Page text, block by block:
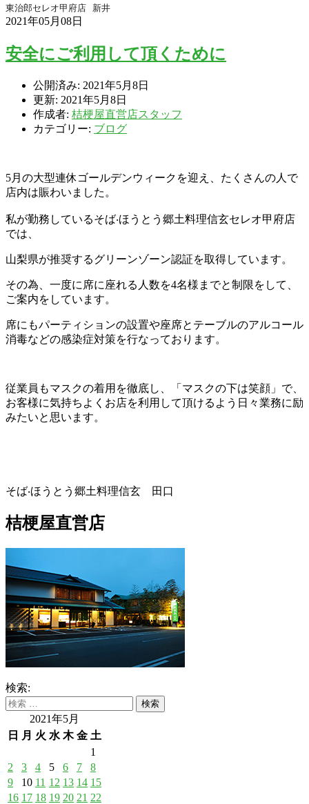
東治郎セレオ甲府店 新井
2021年05月08日
安全にご利用して頂くために
公開済み: 2021年5月8日
更新: 2021年5月8日
作成者: 桔梗屋直営店スタッフ
カテゴリー: ブログ
5月の大型連休ゴールデンウィークを迎え、たくさんの人で
店内は賑わいました。
私が勤務しているそば‧ほうとう郷土料理信玄セレオ甲府店
では、
山梨県が推奨するグリーンゾーン認証を取得しています。
その為、一度に席に座れる人数を4名様までと制限をして、
ご案内をしています。
席にもパーティションの設置や座席とテーブルのアルコール
消毒などの感染症対策を行なっております。
従業員もマスクの着用を徹底し、「マスクの下は笑顔」で、
お客様に気持ちよくお店を利用して頂けるよう日々業務に励
みたいと思います。
そば‧ほうとう郷土料理信玄 田口
桔梗屋直営店
検索:
2021年5月
日
月 火 水 木 金 土
1
2
3 4 5 6 7
8
9
10 11 12 13 14 15
16 17 18 19 20 21 22